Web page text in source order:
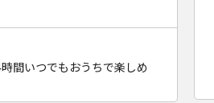
間いつでもおうちで楽しめ